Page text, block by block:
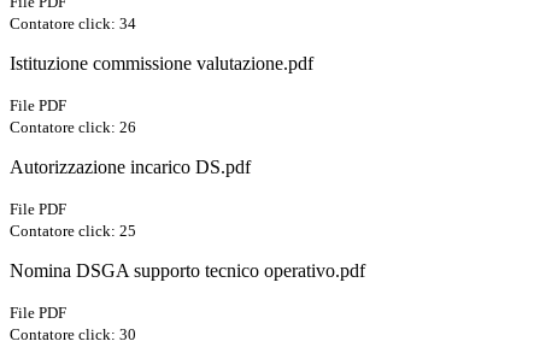
Contatore click: 34
Istituzione commissione valutazione.pdf
File PDF
Contatore click: 26
Autorizzazione incarico DS.pdf
File PDF
Contatore click: 25
Nomina DSGA supporto tecnico operativo.pdf
File PDF
Contatore click: 30